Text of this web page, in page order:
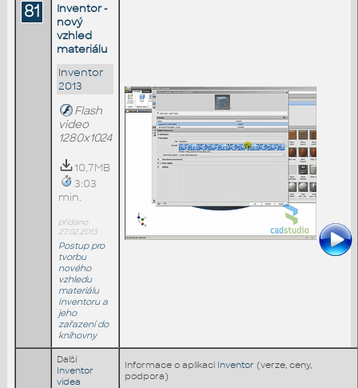
81
Inventor -
nový
vzhled
materiálu
Inventor
2013
Flash
video
1280x1024
10,7MB
3:03
min.
přidáno
27.02.2013
Postup pro
tvorbu
nového
vzhledu
materiálu
Inventoru a
jeho
zařazení do
knihovny
Další
Inventor
videa
Informace o aplikaci Inventor (verze, ceny,
podpora)